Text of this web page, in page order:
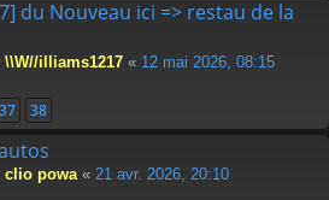
du Nouveau ici => restau de la
\\W//illiams1217 « 12 mai 2026, 08:15
37 38
clio powa « 21 avr. 2026, 20:10